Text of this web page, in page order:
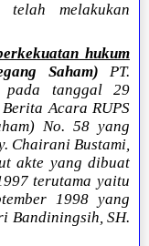
melakukan
hukum
Saham) PT.
pada tanggal 29
Acara RUPS
No. 58 yang
Chairani Bustami,
akte yang dibuat
terutama yaitu
1998 yang
Bandiningsih, SH.